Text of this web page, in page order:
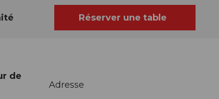
Réserver une table
de
Adresse